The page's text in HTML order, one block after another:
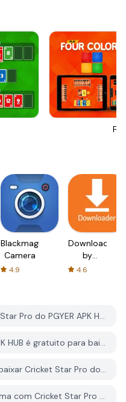
Blackmagic
Camera
4.9
Downloader
by
AFTVnews
4.6
Como faço para baixar Cricket Star Pro do PGYER APK HUB?
O Cricket Star Pro no PGYER APK HUB é gratuito para baixar?
Eu preciso de uma conta para baixar Cricket Star Pro do PGYER APK HUB?
Como posso relatar um problema com Cricket Star Pro no PGYER APK HUB?